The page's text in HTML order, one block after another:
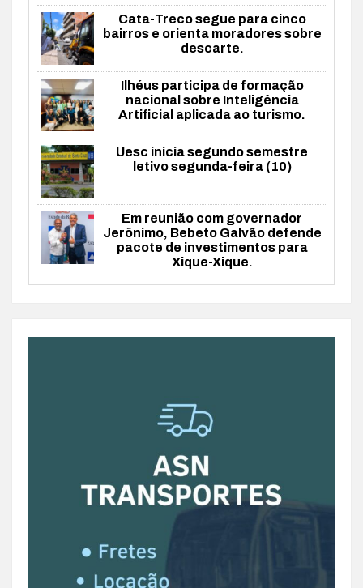
Cata-Treco segue para cinco
bairros e orienta moradores sobre
descarte.
Ilhéus participa de formação
nacional sobre Inteligência
Artificial aplicada ao turismo.
Uesc inicia segundo semestre
letivo segunda-feira (10)
Em reunião com governador
Jerônimo, Bebeto Galvão defende
pacote de investimentos para
Xique-Xique.